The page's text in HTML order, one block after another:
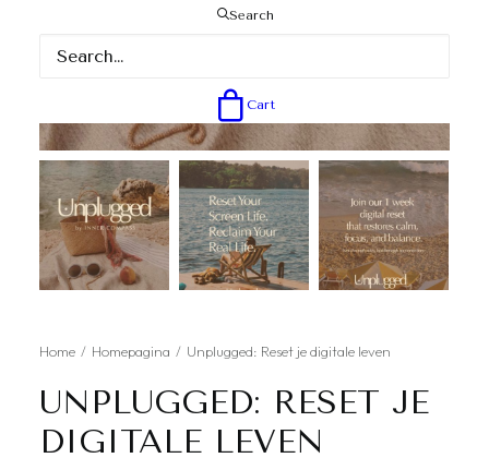
Search
Cart
Home Homepagina Unplugged: Reset je digitale leven
UNPLUGGED: RESET JE
DIGITALE LEVEN